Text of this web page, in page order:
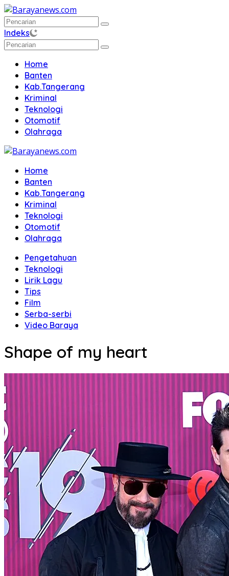
Langsung
ke
konten
Indeks
Home
Banten
Kab.Tangerang
Kriminal
Teknologi
Otomotif
Olahraga
Home
Banten
Kab.Tangerang
Kriminal
Teknologi
Otomotif
Olahraga
Pengetahuan
Teknologi
Lirik Lagu
Tips
Film
Serba-serbi
Video Baraya
Shape of my heart